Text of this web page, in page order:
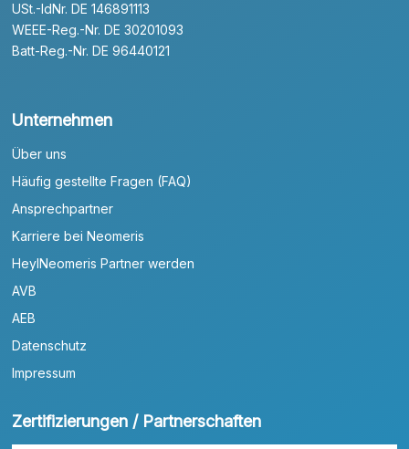
USt.-IdNr. DE 146891113
WEEE-Reg.-Nr. DE 30201093
Batt-Reg.-Nr. DE 96440121
Unternehmen
Über uns
Häufig gestellte Fragen (FAQ)
Ansprechpartner
Karriere bei Neomeris
HeylNeomeris Partner werden
AVB
AEB
Datenschutz
Impressum
Zertifizierungen / Partnerschaften